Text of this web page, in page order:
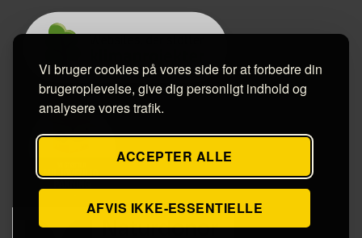
Vi bruger cookies på vores side for at forbedre din
brugeroplevelse, give dig personligt indhold og
analysere vores trafik.
ACCEPTER ALLE
AFVIS IKKE-ESSENTIELLE